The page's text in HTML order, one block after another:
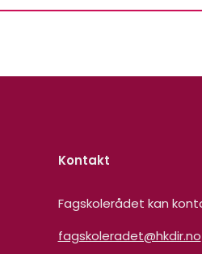
Kontakt
Fagskolerådet kan
fagskoleradet@hkdir.no